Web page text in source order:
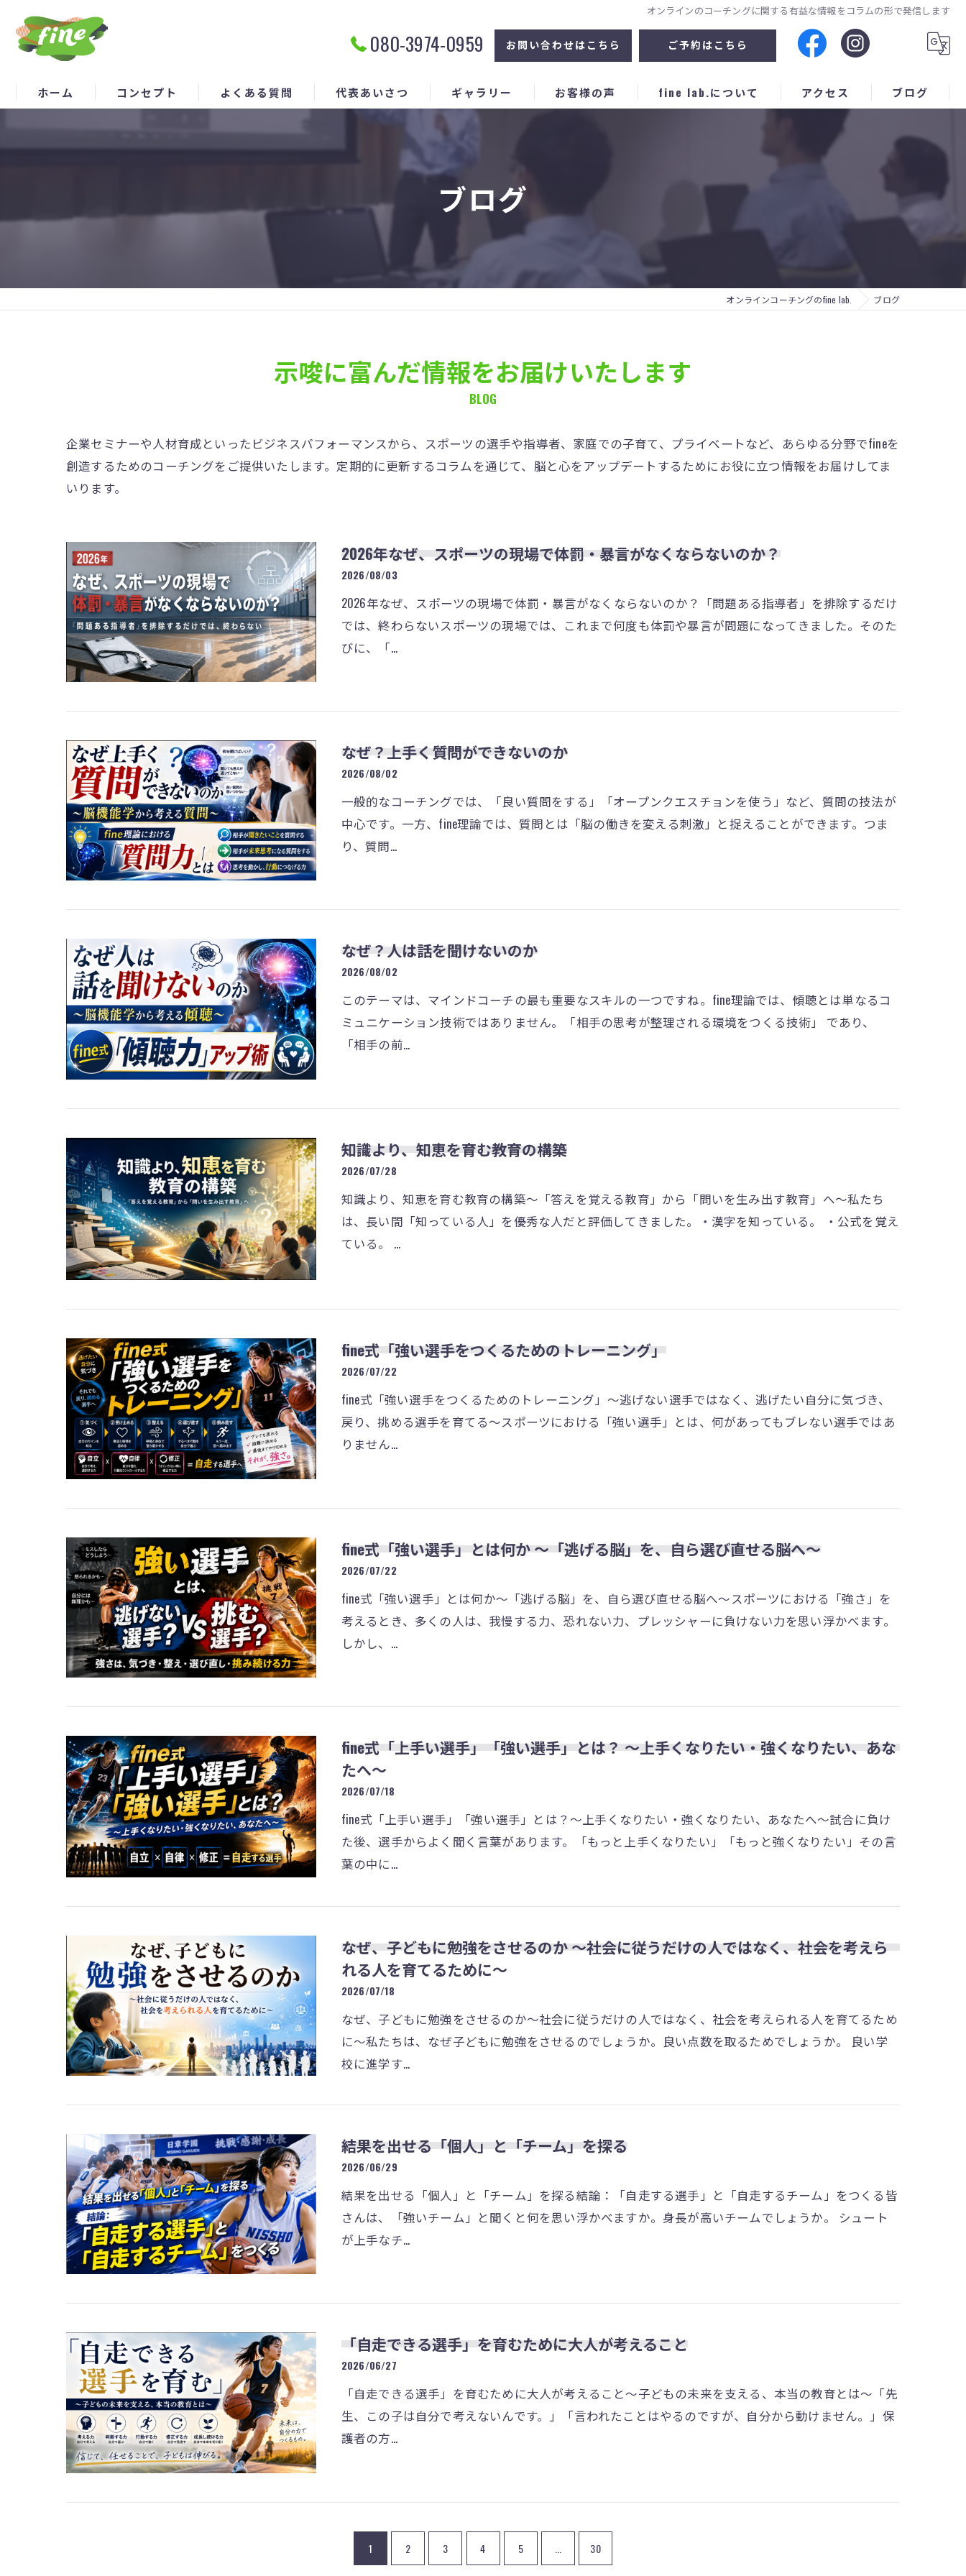
オンラインのコーチングに関する有益な情報をコラムの形で発信します
080-3974-0959 お問い合わせはこちら ご予約はこちら
ホーム コンセプト よくある質問 代表あいさつ ギャラリー お客様の声 fine lab.について
子育て
個別
アクセス ブログ
ブログ
オンラインコーチングのfine lab. ブログ
示唆に富んだ情報をお届けいたします
BLOG
企業セミナーや人材育成といったビジネスパフォーマンスから、スポーツの選手や指導者、家庭での子育て、プライベートなど、あらゆる分野でfineを
創造するためのコーチングをご提供いたします。定期的に更新するコラムを通じて、脳と心をアップデートするためにお役に立つ情報をお届けしてま
いります。
2026年なぜ、スポーツの現場で体罰・暴言がなくならないのか？
2026/08/03
2026年なぜ、スポーツの現場で体罰・暴言がなくならないのか？「問題ある指導者」を排除するだけ
では、終わらないスポーツの現場では、これまで何度も体罰や暴言が問題になってきました。そのた
びに、「…
なぜ？上手く質問ができないのか
2026/08/02
一般的なコーチングでは、「良い質問をする」「オープンクエスチョンを使う」など、質問の技法が
中心です。一方、fine理論では、質問とは「脳の働きを変える刺激」と捉えることができます。つま
り、質問…
なぜ？人は話を聞けないのか
2026/08/02
このテーマは、マインドコーチの最も重要なスキルの一つですね。fine理論では、傾聴とは単なるコ
ミュニケーション技術ではありません。「相手の思考が整理される環境をつくる技術」 であり、
「相手の前…
知識より、知恵を育む教育の構築
2026/07/28
知識より、知恵を育む教育の構築～「答えを覚える教育」から「問いを生み出す教育」へ～私たち
は、長い間「知っている人」を優秀な人だと評価してきました。・漢字を知っている。 ・公式を覚え
ている。 …
fine式「強い選手をつくるためのトレーニング」
2026/07/22
fine式「強い選手をつくるためのトレーニング」～逃げない選手ではなく、逃げたい自分に気づき、
戻り、挑める選手を育てる～スポーツにおける「強い選手」とは、何があってもブレない選手ではあ
りません…
fine式「強い選手」とは何か 〜「逃げる脳」を、自ら選び直せる脳へ〜
2026/07/22
fine式「強い選手」とは何か～「逃げる脳」を、自ら選び直せる脳へ～スポーツにおける「強さ」を
考えるとき、多くの人は、我慢する力、恐れない力、プレッシャーに負けない力を思い浮かべます。
しかし、…
fine式「上手い選手」「強い選手」とは？ 〜上手くなりたい・強くなりたい、あな
たへ〜
2026/07/18
fine式「上手い選手」「強い選手」とは？～上手くなりたい・強くなりたい、あなたへ～試合に負け
た後、選手からよく聞く言葉があります。「もっと上手くなりたい」「もっと強くなりたい」その言
葉の中に…
なぜ、子どもに勉強をさせるのか 〜社会に従うだけの人ではなく、社会を考えら
れる人を育てるために〜
2026/07/18
なぜ、子どもに勉強をさせるのか～社会に従うだけの人ではなく、社会を考えられる人を育てるため
に～私たちは、なぜ子どもに勉強をさせるのでしょうか。良い点数を取るためでしょうか。 良い学
校に進学す…
結果を出せる「個人」と「チーム」を探る
2026/06/29
結果を出せる「個人」と「チーム」を探る結論：「自走する選手」と「自走するチーム」をつくる皆
さんは、「強いチーム」と聞くと何を思い浮かべますか。身長が高いチームでしょうか。 シュート
が上手なチ…
「自走できる選手」を育むために大人が考えること
2026/06/27
「自走できる選手」を育むために大人が考えること～子どもの未来を支える、本当の教育とは～「先
生、この子は自分で考えないんです。」「言われたことはやるのですが、自分から動けません。」保
護者の方…
1 2 3 4 5 ... 30